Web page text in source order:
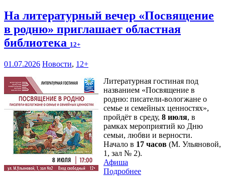
На литературный вечер «Посвящение
в родню» приглашает областная
библиотека 12+
01.07.2026 Новости, 12+
Литературная гостиная под
названием «Посвящение в
родню: писатели-вологжане о
семье и семейных ценностях»,
пройдёт в среду, 8 июля, в
рамках мероприятий ко Дню
семьи, любви и верности.
Начало в 17 часов (М. Ульяновой,
1, зал № 2).
Афиша
Подробнее